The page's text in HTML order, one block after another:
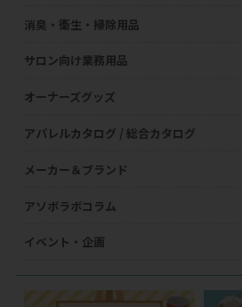
消臭・衛生・掃除用品
サロン向け業務用品
オーナーズグッズ
アパレルカタログ / 総合カタログ
メーカー＆ブランド
アソボラボコラム
イベント・企画